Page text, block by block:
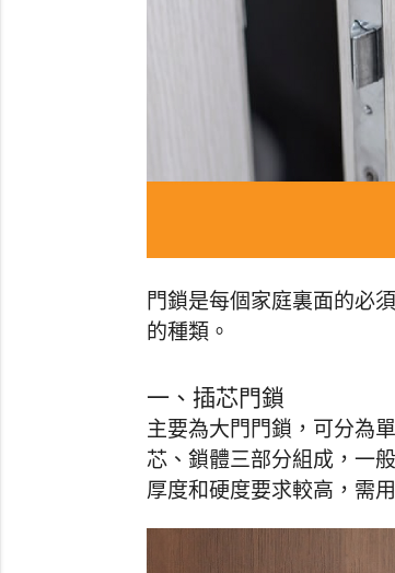
門鎖是每個家庭裏面的必
的種類。
一、插芯門鎖
主要為大門門鎖，可分為
芯、鎖體三部分組成，一
厚度和硬度要求較高，需